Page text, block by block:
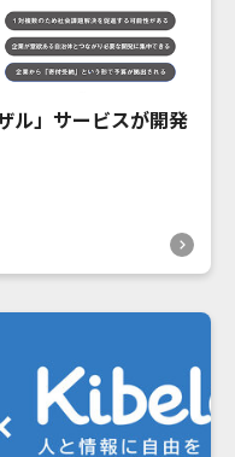
ル」サービスが開発